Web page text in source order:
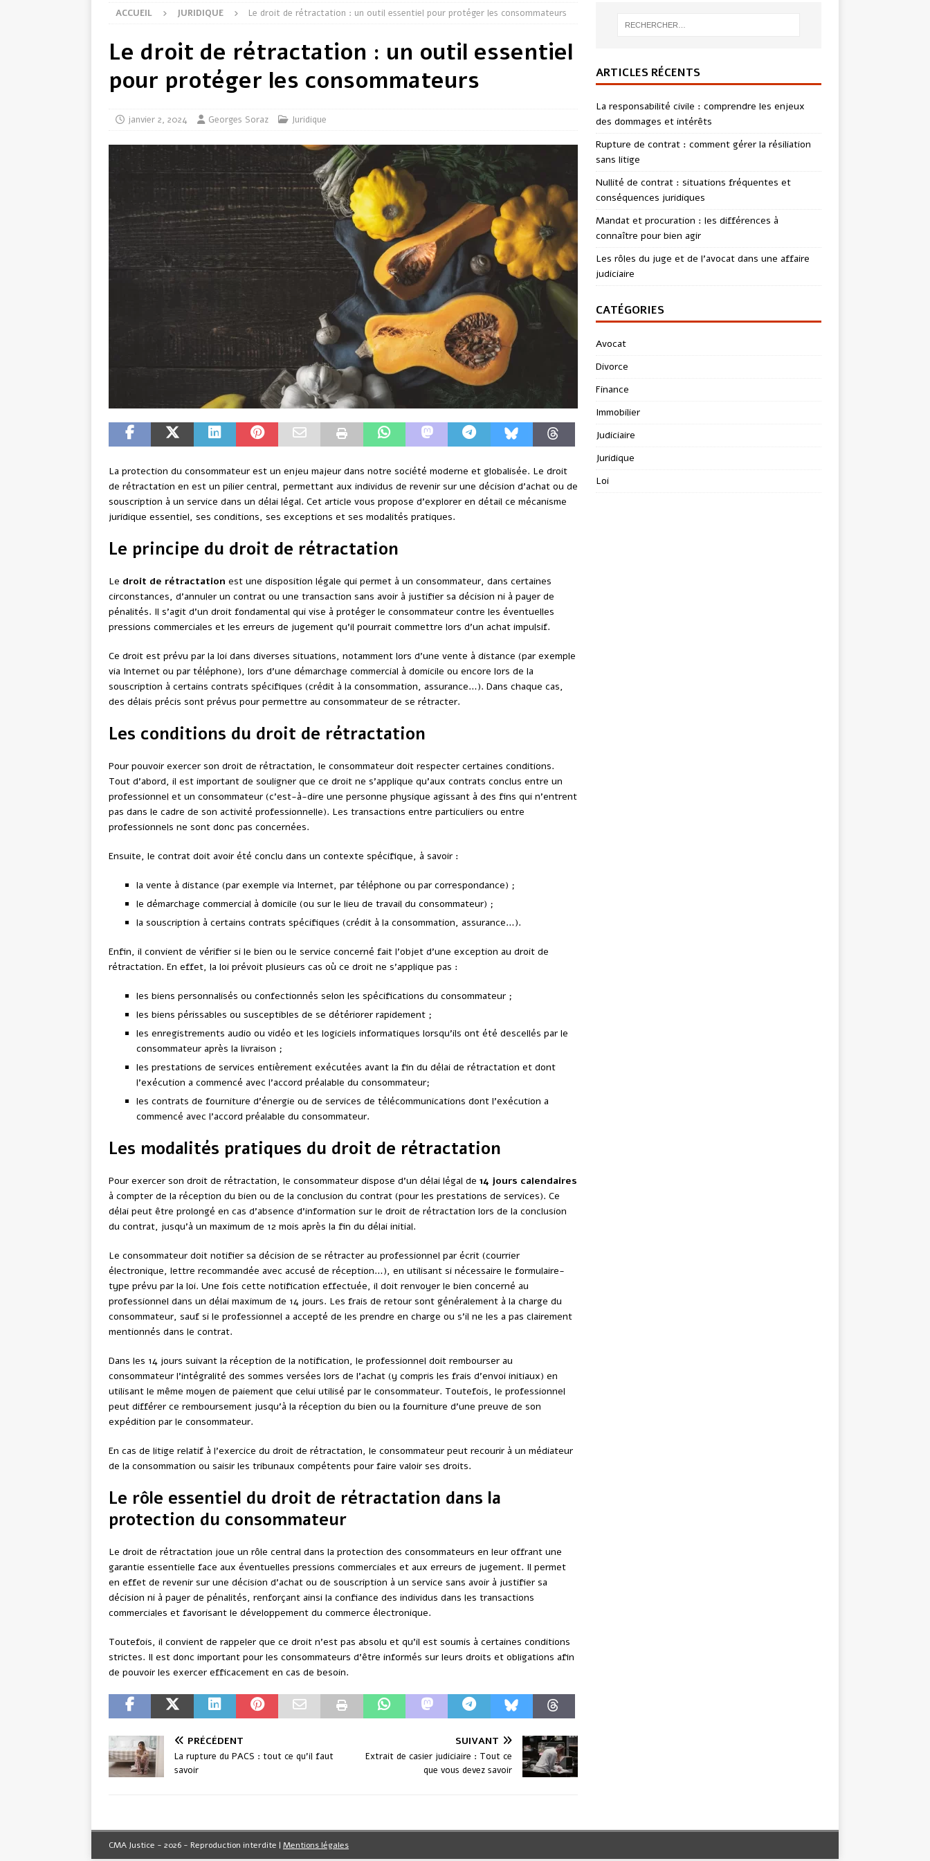
ACCUEIL JURIDIQUE Le droit de rétractation : un outil essentiel pour protéger les consommateurs
Le droit de rétractation : un outil essentiel
pour protéger les consommateurs
janvier 2, 2024 Georges Soraz Juridique
La protection du consommateur est un enjeu majeur dans notre société moderne et globalisée. Le droit
de rétractation en est un pilier central, permettant aux individus de revenir sur une décision d’achat ou de
souscription à un service dans un délai légal. Cet article vous propose d’explorer en détail ce mécanisme
juridique essentiel, ses conditions, ses exceptions et ses modalités pratiques.
Le principe du droit de rétractation
Le droit de rétractation est une disposition légale qui permet à un consommateur, dans certaines
circonstances, d’annuler un contrat ou une transaction sans avoir à justifier sa décision ni à payer de
pénalités. Il s’agit d’un droit fondamental qui vise à protéger le consommateur contre les éventuelles
pressions commerciales et les erreurs de jugement qu’il pourrait commettre lors d’un achat impulsif.
Ce droit est prévu par la loi dans diverses situations, notamment lors d’une vente à distance (par exemple
via Internet ou par téléphone), lors d’une démarchage commercial à domicile ou encore lors de la
souscription à certains contrats spécifiques (crédit à la consommation, assurance…). Dans chaque cas,
des délais précis sont prévus pour permettre au consommateur de se rétracter.
Les conditions du droit de rétractation
Pour pouvoir exercer son droit de rétractation, le consommateur doit respecter certaines conditions.
Tout d’abord, il est important de souligner que ce droit ne s’applique qu’aux contrats conclus entre un
professionnel et un consommateur (c’est-à-dire une personne physique agissant à des fins qui n’entrent
pas dans le cadre de son activité professionnelle). Les transactions entre particuliers ou entre
professionnels ne sont donc pas concernées.
Ensuite, le contrat doit avoir été conclu dans un contexte spécifique, à savoir :
la vente à distance (par exemple via Internet, par téléphone ou par correspondance) ;
le démarchage commercial à domicile (ou sur le lieu de travail du consommateur) ;
la souscription à certains contrats spécifiques (crédit à la consommation, assurance…).
Enfin, il convient de vérifier si le bien ou le service concerné fait l’objet d’une exception au droit de
rétractation. En effet, la loi prévoit plusieurs cas où ce droit ne s’applique pas :
les biens personnalisés ou confectionnés selon les spécifications du consommateur ;
les biens périssables ou susceptibles de se détériorer rapidement ;
les enregistrements audio ou vidéo et les logiciels informatiques lorsqu’ils ont été descellés par le
consommateur après la livraison ;
les prestations de services entièrement exécutées avant la fin du délai de rétractation et dont
l’exécution a commencé avec l’accord préalable du consommateur;
les contrats de fourniture d’énergie ou de services de télécommunications dont l’exécution a
commencé avec l’accord préalable du consommateur.
Les modalités pratiques du droit de rétractation
Pour exercer son droit de rétractation, le consommateur dispose d’un délai légal de 14 jours calendaires
à compter de la réception du bien ou de la conclusion du contrat (pour les prestations de services). Ce
délai peut être prolongé en cas d’absence d’information sur le droit de rétractation lors de la conclusion
du contrat, jusqu’à un maximum de 12 mois après la fin du délai initial.
Le consommateur doit notifier sa décision de se rétracter au professionnel par écrit (courrier
électronique, lettre recommandée avec accusé de réception…), en utilisant si nécessaire le formulaire-
type prévu par la loi. Une fois cette notification effectuée, il doit renvoyer le bien concerné au
professionnel dans un délai maximum de 14 jours. Les frais de retour sont généralement à la charge du
consommateur, sauf si le professionnel a accepté de les prendre en charge ou s’il ne les a pas clairement
mentionnés dans le contrat.
Dans les 14 jours suivant la réception de la notification, le professionnel doit rembourser au
consommateur l’intégralité des sommes versées lors de l’achat (y compris les frais d’envoi initiaux) en
utilisant le même moyen de paiement que celui utilisé par le consommateur. Toutefois, le professionnel
peut différer ce remboursement jusqu’à la réception du bien ou la fourniture d’une preuve de son
expédition par le consommateur.
En cas de litige relatif à l’exercice du droit de rétractation, le consommateur peut recourir à un médiateur
de la consommation ou saisir les tribunaux compétents pour faire valoir ses droits.
Le rôle essentiel du droit de rétractation dans la
protection du consommateur
Le droit de rétractation joue un rôle central dans la protection des consommateurs en leur offrant une
garantie essentielle face aux éventuelles pressions commerciales et aux erreurs de jugement. Il permet
en effet de revenir sur une décision d’achat ou de souscription à un service sans avoir à justifier sa
décision ni à payer de pénalités, renforçant ainsi la confiance des individus dans les transactions
commerciales et favorisant le développement du commerce électronique.
Toutefois, il convient de rappeler que ce droit n’est pas absolu et qu’il est soumis à certaines conditions
strictes. Il est donc important pour les consommateurs d’être informés sur leurs droits et obligations afin
de pouvoir les exercer efficacement en cas de besoin.
PRÉCÉDENT
La rupture du PACS : tout ce qu’il faut
savoir
SUIVANT
Extrait de casier judiciaire : Tout ce
que vous devez savoir
ARTICLES RÉCENTS
La responsabilité civile : comprendre les enjeux
des dommages et intérêts
Rupture de contrat : comment gérer la résiliation
sans litige
Nullité de contrat : situations fréquentes et
conséquences juridiques
Mandat et procuration : les différences à
connaître pour bien agir
Les rôles du juge et de l’avocat dans une affaire
judiciaire
CATÉGORIES
Avocat
Divorce
Finance
Immobilier
Judiciaire
Juridique
Loi
CMA Justice - 2026 - Reproduction interdite | Mentions légales